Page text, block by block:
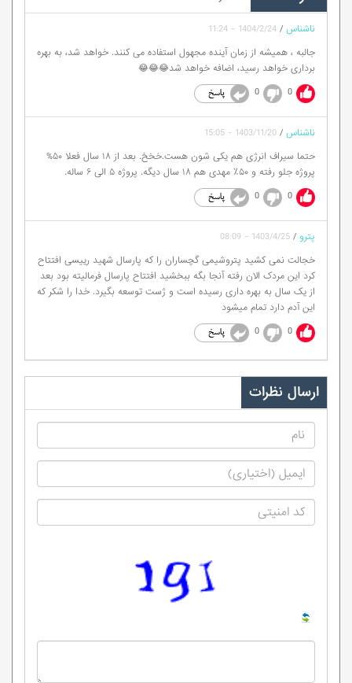
ناشناس /
1404/2/24 - 11:24
جالبه ، همیشه از زمان آینده مجهول استفاده می کنند. خواهد شد، به بهره
برداری خواهد رسید، اضافه خواهد شد😂😂😂
0
0
ناشناس /
1403/11/20 - 15:05
حتما سیراف انرژی هم یکی شون هست.خخخ. بعد از ۱۸ سال فعلا ۵۰%
پروژه جلو رفته و ۵۰٪ مهدی هم ۱۸ سال دیگه. پروژه ۵ الی ۶ ساله.
0
0
پترو /
1403/4/25 - 08:09
خجالت نمی کشید پتروشیمی گچساران را که پارسال شهید رییسی افتتاح
کرد این مردک الان رفته آنجا بگه ببخشید افتتاح پارسال فرمالیته بود بعد
از یک سال به بهره داری رسیده است و ژست توسعه بگیرد. خدا را شکر که
این آدم دارد تمام میشود
0
0
ارسال نظرات